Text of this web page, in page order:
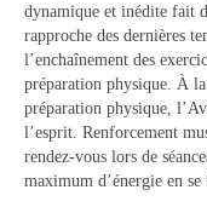
l’Aviron
Description
Le jargon
Le matériel
dynamique et inédite fait
rapproche des dernières
l’enchaînement des
préparation physique. À
préparation physique,
l’esprit. Renforcement
rendez-vous lors de
maximum d’énergie en